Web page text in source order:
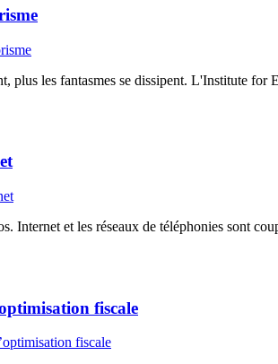
plus les fantasmes se dissipent. L'Institute for
Internet et les réseaux de téléphonies sont
fiscale